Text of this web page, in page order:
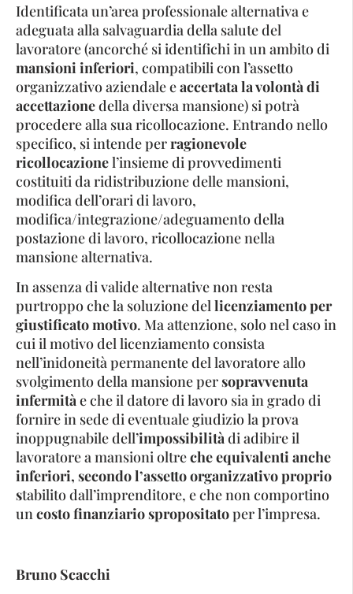
Identificata un’area professionale alternativa e
adeguata alla salvaguardia della salute del
lavoratore (ancorché si identifichi in un ambito di
mansioni inferiori, compatibili con l’assetto
organizzativo aziendale eaccertata la volontà di
accettazionedella diversa mansione) si potrà
procedere alla sua ricollocazione. Entrando nello
specifico, si intende perragionevole
ricollocazionel’insieme di provvedimenti
costituiti da ridistribuzione delle mansioni,
modifica dell’orari di lavoro,
modifica/integrazione/adeguamento della
postazione di lavoro, ricollocazione nella
mansione alternativa.
In assenza di valide alternative non resta
purtroppo che la soluzione dellicenziamento per
giustificato motivo. Ma attenzione, solo nel caso in
cui il motivo del licenziamento consista
nell’inidoneità permanente del lavoratore allo
svolgimento della mansione persopravvenuta
infermitàe che il datore di lavoro sia in grado di
fornire in sede di eventuale giudizio la prova
inoppugnabile dell’impossibilitàdi adibire il
lavoratore a mansioni oltreche equivalenti anche
inferiori, secondo l’assetto organizzativo proprio
stabilito dall’imprenditore, e che non comportino
uncosto finanziario spropositatoper l’impresa.
Bruno Scacchi